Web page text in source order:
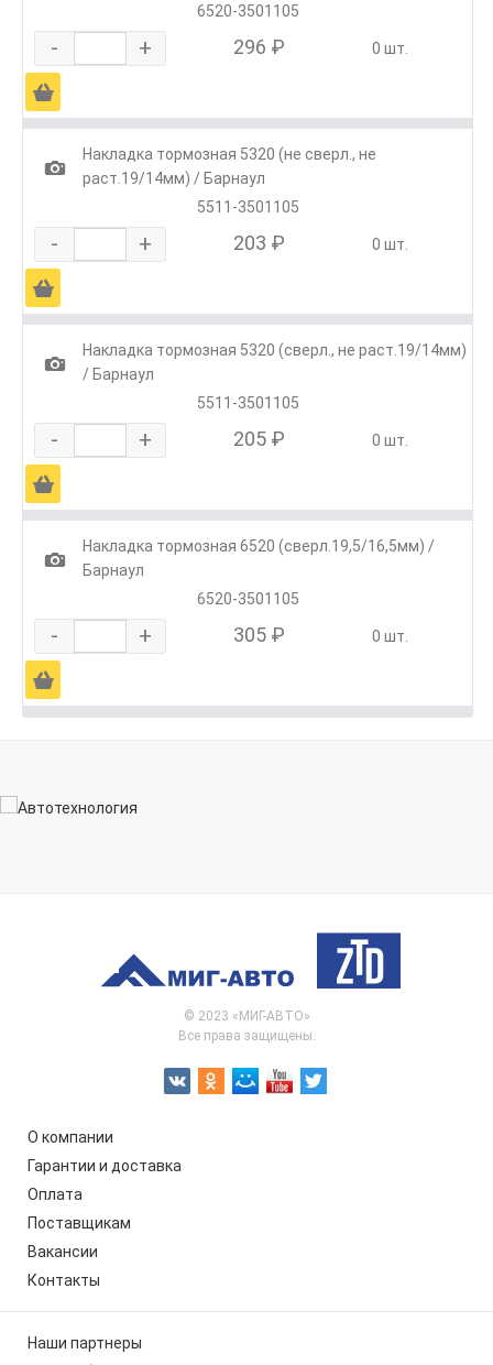
6520-3501105
- + 296 ₽ 0 шт.
Ä
1
Накладка тормозная 5320 (не сверл., не
раст.19/14мм) / Барнаул
5511-3501105
- + 203 ₽ 0 шт.
Ä
1
Накладка тормозная 5320 (сверл., не раст.19/14мм)
/ Барнаул
5511-3501105
- + 205 ₽ 0 шт.
Ä
1
Накладка тормозная 6520 (сверл.19,5/16,5мм) /
Барнаул
6520-3501105
- + 305 ₽ 0 шт.
Ä
© 2023 «МИГ-АВТО»
Все права защищены.
О компании
Гарантии и доставка
Оплата
Поставщикам
Вакансии
Контакты
Наши партнеры